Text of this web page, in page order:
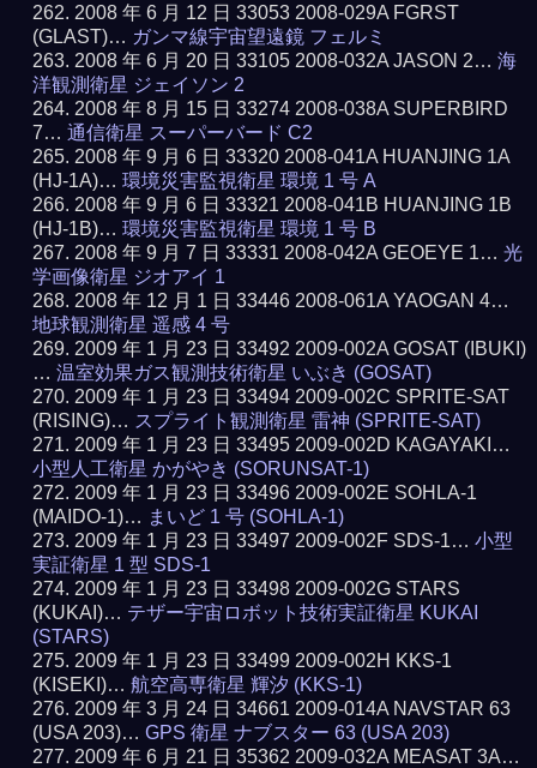
2008 年 6 月 12 日 33053 2008-029A FGRST
(GLAST)… ガンマ線宇宙望遠鏡 フェルミ
2008 年 6 月 20 日 33105 2008-032A JASON 2…海
洋観測衛星 ジェイソン 2
2008 年 8 月 15 日 33274 2008-038A SUPERBIRD
7…通信衛星 スーパーバード C2
2008 年 9 月 6 日 33320 2008-041A HUANJING 1A
(HJ-1A)…環境災害監視衛星 環境 1 号 A
2008 年 9 月 6 日 33321 2008-041B HUANJING 1B
(HJ-1B)…環境災害監視衛星 環境 1 号 B
2008 年 9 月 7 日 33331 2008-042A GEOEYE 1…光
学画像衛星 ジオアイ 1
2008 年 12 月 1 日 33446 2008-061A YAOGAN 4…
地球観測衛星 遥感 4 号
2009 年 1 月 23 日 33492 2009-002A GOSAT (IBUKI)
…温室効果ガス観測技術衛星 いぶき (GOSAT)
2009 年 1 月 23 日 33494 2009-002C SPRITE-SAT
(RISING)… スプライト観測衛星 雷神 (SPRITE-SAT)
2009 年 1 月 23 日 33495 2009-002D KAGAYAKI…
小型人工衛星 かがやき (SORUNSAT-1)
2009 年 1 月 23 日 33496 2009-002E SOHLA-1
(MAIDO-1)… まいど 1 号 (SOHLA-1)
2009 年 1 月 23 日 33497 2009-002F SDS-1…小型
実証衛星 1 型 SDS-1
2009 年 1 月 23 日 33498 2009-002G STARS
(KUKAI)… テザー宇宙ロボット技術実証衛星 KUKAI
(STARS)
2009 年 1 月 23 日 33499 2009-002H KKS-1
(KISEKI)…航空高専衛星 輝汐 (KKS-1)
2009 年 3 月 24 日 34661 2009-014A NAVSTAR 63
(USA 203)…GPS 衛星 ナブスター 63 (USA 203)
2009 年 6 月 21 日 35362 2009-032A MEASAT 3A…